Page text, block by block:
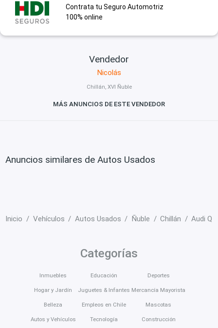
Contrata tu Seguro Automotriz
100% online
Vendedor
Nicolás
Chillán, XVI Ñuble
MÁS ANUNCIOS DE ESTE VENDEDOR
Anuncios similares de Autos Usados
Inicio Vehículos Autos Usados Ñuble Chillán Audi
Categorías
Inmuebles
Hogar y Jardín
Belleza
Autos y Vehículos
Educación
Juguetes & Infantes
Empleos en Chile
Tecnología
Deportes
Mercancía Mayorista
Mascotas
Construcción